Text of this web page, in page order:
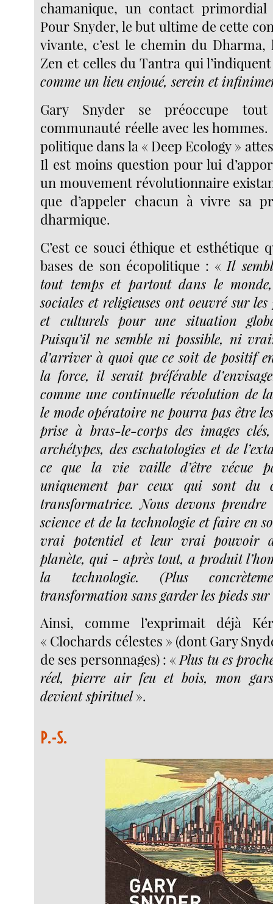
chamanique, un contact primordial
Pour Snyder, le but ultime de cette
vivante, c’est le chemin du
Zen et celles du Tantra qui
comme un lieu enjoué, serein et
Gary Snyder se préoccupe
communauté réelle avec les hommes.
politique dans la « Deep Ecology »
Il est moins question pour lui
un mouvement révolutionnaire
que d’appeler chacun à vivre sa
dharmique.
C’est ce souci éthique et esthétique
bases de son écopolitique : « Il
tout temps et partout dans le
sociales et religieuses ont oeuvré sur
et culturels pour une situation
Puisqu’il ne semble ni possible, ni
d’arriver à quoi que ce soit de positif
la force, il serait préférable
comme une continuelle révolution de
le mode opératoire ne pourra pas être
prise à bras-le-corps des images
archétypes, des eschatologies et de
ce que la vie vaille d’être vécue
uniquement par ceux qui sont du
transformatrice. Nous devons
science et de la technologie et faire en
vrai potentiel et leur vrai pouvoir
planète, qui - après tout, a produit
la technologie. (Plus
transformation sans garder les pieds
Ainsi, comme l’exprimait déjà
« Clochards célestes » (dont Gary
de ses personnages) : «Plus tu es
réel, pierre air feu et bois, mon
devient spirituel».
P.-S.